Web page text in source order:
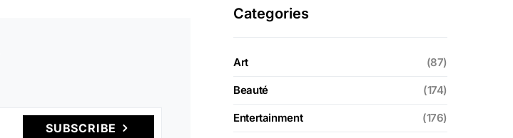
SUBSCRIBE
Categories
Art (87)
Beauté (174)
Entertainment (176)